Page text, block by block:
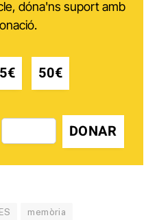
dóna'ns suport amb
50€
DONAR
memòria